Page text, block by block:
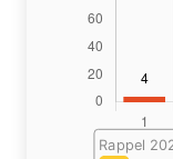
Rappel